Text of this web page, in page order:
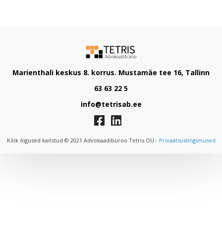
Marienthali keskus 8. korrus. Mustamäe tee 16, Tallinn
63 63 22 5
info@tetrisab.ee
Kõik õigused kaitstud © 2021 Advokaadibüroo Tetris OÜ - Privaatsustingimused